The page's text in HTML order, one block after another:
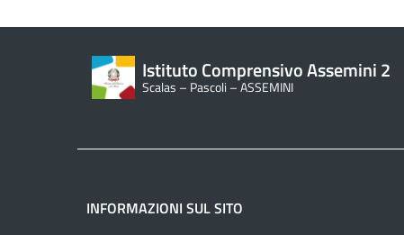
Istituto Comprensivo Assemini 2
Scalas – Pascoli – ASSEMINI
INFORMAZIONI SUL SITO